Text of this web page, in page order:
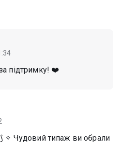
підтримку! ❤️
✧ Чудовий типаж ви обрали